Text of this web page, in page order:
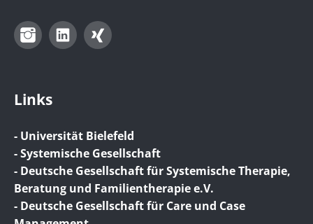
InstagramLinkedIn
Links
- Universität Bielefeld
- Systemische Gesellschaft
- Deutsche Gesellschaft für Systemische Therapie,
Beratung und Familientherapie e.V.
- Deutsche Gesellschaft für Care und Case